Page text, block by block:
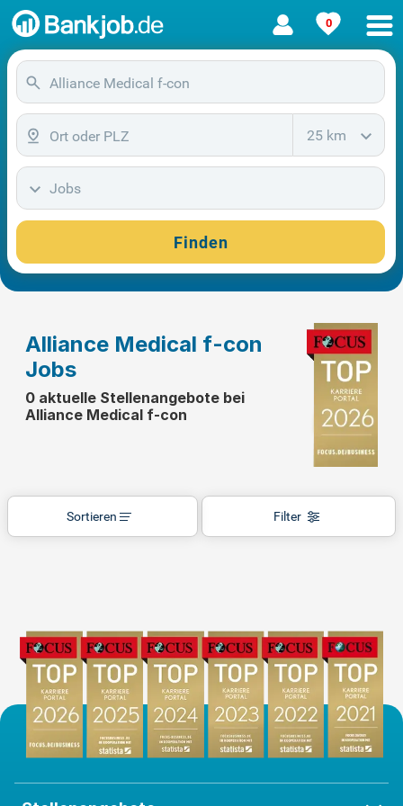
0
25 km
Jobs
Finden
Alliance Medical f-con
Jobs
0 aktuelle Stellenangebote bei
Alliance Medical f-con
Filter
Sortieren